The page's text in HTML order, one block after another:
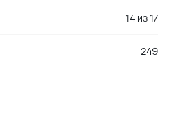
14 из17
249